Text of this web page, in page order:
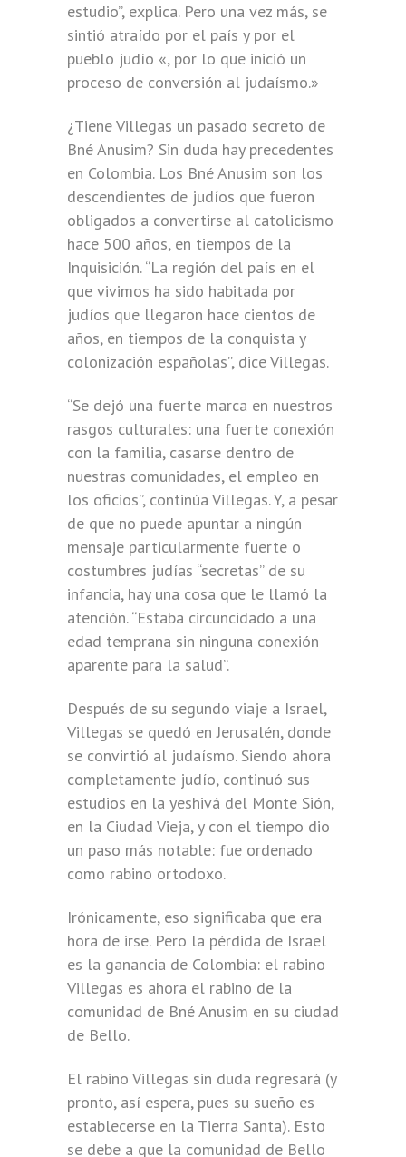
estudio”, explica. Pero una vez más, se
sintió atraído por el país y por el
pueblo judío «, por lo que inició un
proceso de conversión al judaísmo.»
¿Tiene Villegas un pasado secreto de
Bné Anusim? Sin duda hay precedentes
en Colombia. Los Bné Anusim son los
descendientes de judíos que fueron
obligados a convertirse al catolicismo
hace 500 años, en tiempos de la
Inquisición. “La región del país en el
que vivimos ha sido habitada por
judíos que llegaron hace cientos de
años, en tiempos de la conquista y
colonización españolas”, dice Villegas.
“Se dejó una fuerte marca en nuestros
rasgos culturales: una fuerte conexión
con la familia, casarse dentro de
nuestras comunidades, el empleo en
los oficios”, continúa Villegas. Y, a pesar
de que no puede apuntar a ningún
mensaje particularmente fuerte o
costumbres judías “secretas” de su
infancia, hay una cosa que le llamó la
atención. “Estaba circuncidado a una
edad temprana sin ninguna conexión
aparente para la salud”.
Después de su segundo viaje a Israel,
Villegas se quedó en Jerusalén, donde
se convirtió al judaísmo. Siendo ahora
completamente judío, continuó sus
estudios en la yeshivá del Monte Sión,
en la Ciudad Vieja, y con el tiempo dio
un paso más notable: fue ordenado
como rabino ortodoxo.
Irónicamente, eso significaba que era
hora de irse. Pero la pérdida de Israel
es la ganancia de Colombia: el rabino
Villegas es ahora el rabino de la
comunidad de Bné Anusim en su ciudad
de Bello.
El rabino Villegas sin duda regresará (y
pronto, así espera, pues su sueño es
establecerse en la Tierra Santa). Esto
se debe a que la comunidad de Bello